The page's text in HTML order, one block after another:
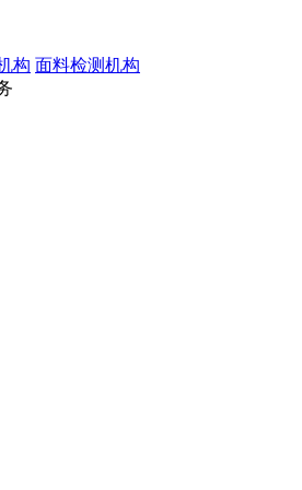
构 面料检测机构